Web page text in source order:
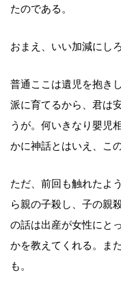
たのである。
おまえ、いい加減にしろ
普通ここは遺児を抱き
派に育てるから、君は
うが。何いきなり嬰児
かに神話とはいえ、こ
ただ、前回も触れたよ
ら親の子殺し、子の親
の話は出産が女性にと
かを教えてくれる。ま
も。